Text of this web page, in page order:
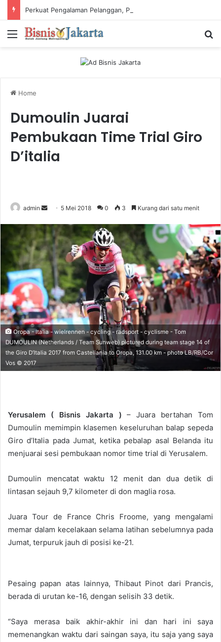
Menu
Home
Dumoulin Juarai
Pembukaan Time Trial Giro
D’italia
admin
a
m
a
i
l
5 Mei 2018 0 3 Kurang dari satu menit
Oropa - Italia - wielrennen - cycling - radsport - cyclisme - Tom
DUMOULIN (Netherlands / Team Sunweb) pictured during team stage 14 of
the Giro D’Italia 2017 from Castellania to Oropa, 131.00 km - photo LB/RB/Cor
Vos © 2017
Yerusalem ( Bisnis Jakarta ) – Juara bertahan Tom
Dumoulin memimpin klasemen keseluruhan balap sepeda
Giro d’Italia pada Jumat, ketika pebalap asal Belanda itu
menjuarai sesi pembukaan nomor time trial di Yerusalem.
Dumoulin mencatat waktu 12 menit dan dua detik di
lintasan sejauh 9,7 kilometer di don maglia rosa.
Juara Tour de France Chris Froome, yang mengalami
memar dalam kecelakaan selama latihan sebelumnya pada
Jumat, terpuruk jauh di posisi ke-21.
Pesaing papan atas lainnya, Thibaut Pinot dari Prancis,
berada di urutan ke-16, dengan selisih 33 detik.
“Saya merasa baik akhir-akhir ini dan hari ini saya
memenangkan waktu dari saingan saya, itu saja yang saya